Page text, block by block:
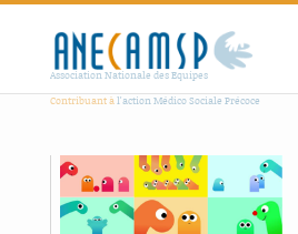
Association Nationale des Equipes
Contribuant àl'action Médico Sociale Précoce